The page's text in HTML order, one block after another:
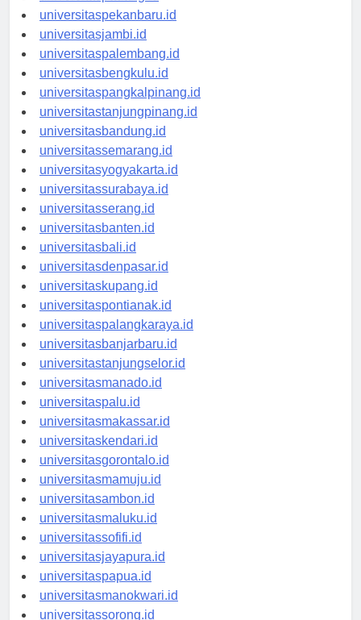
universitaspadang.id
universitaspekanbaru.id
universitasjambi.id
universitaspalembang.id
universitasbengkulu.id
universitaspangkalpinang.id
universitastanjungpinang.id
universitasbandung.id
universitassemarang.id
universitasyogyakarta.id
universitassurabaya.id
universitasserang.id
universitasbanten.id
universitasbali.id
universitasdenpasar.id
universitaskupang.id
universitaspontianak.id
universitaspalangkaraya.id
universitasbanjarbaru.id
universitastanjungselor.id
universitasmanado.id
universitaspalu.id
universitasmakassar.id
universitaskendari.id
universitasgorontalo.id
universitasmamuju.id
universitasambon.id
universitasmaluku.id
universitassofifi.id
universitasjayapura.id
universitaspapua.id
universitasmanokwari.id